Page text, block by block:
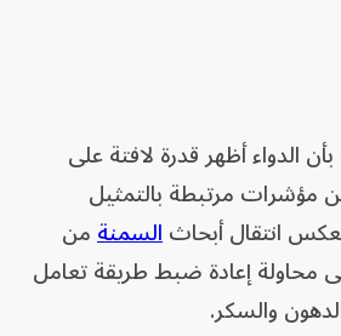
الدواء أظهر قدرة لافتة على
مرتبطة بالتمثيل
انتقال أبحاثالسمنةمن
محاولة إعادة ضبط طريقة تعامل
والسكر.